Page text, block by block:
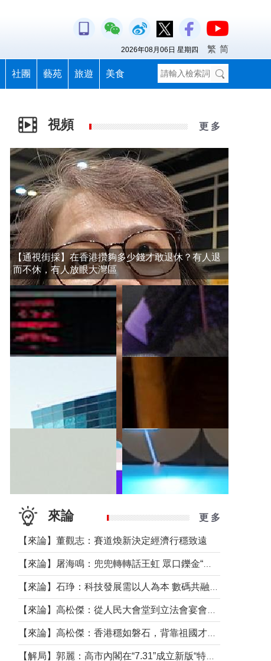
社團 藝苑 旅遊 美食
2026年08月06日 星期四 繁 简
視頻 更 多
【通視街採】在香港攢夠多少錢才敢退休？有人退
而不休，有人放眼大灣區
來論 更 多
【來論】董觀志：賽道煥新決定經濟行穩致遠